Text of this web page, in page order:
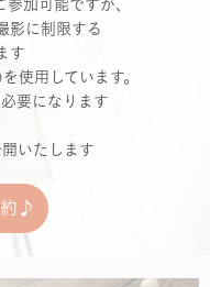
加可能ですが、
影に制限する
す
使用しています。
要になります
いたします
約♪